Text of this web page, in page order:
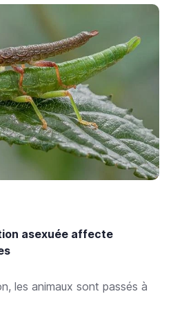
asexuée affecte
les animaux sont passés à